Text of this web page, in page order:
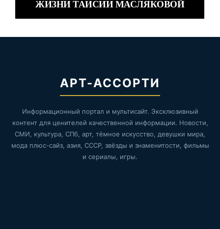
ЖИЗНИ ТАИСИИ МАСЛЯКОВОЙ
АРТ-АССОРТИ
Информационный портал и мультисайт. Эксклюзивный
контент для ценителей качественной информации. Новости,
СМИ, культура, СПб, арт, тёмное искусство, девушки мира,
мода плюс-сайз, азия, СССР, звёзды и знаменитости, фильмы
и сериалы, игры.